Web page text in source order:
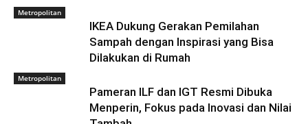
Metropolitan
IKEA Dukung Gerakan Pemilahan
Sampah dengan Inspirasi yang Bisa
Dilakukan di Rumah
Metropolitan
Pameran ILF dan IGT Resmi Dibuka
Menperin, Fokus pada Inovasi dan Nilai